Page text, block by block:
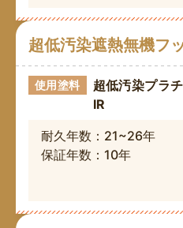
超低汚染遮熱無機フ
使用塗料
超低汚染プラ
IR
耐久年数：21~26年
保証年数：10年